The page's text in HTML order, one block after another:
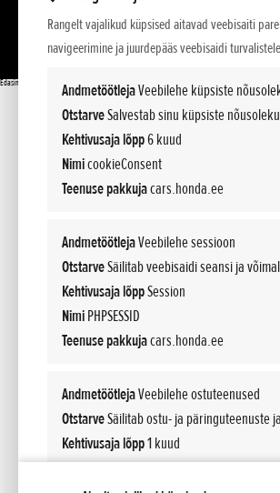
Rangelt vajalikud küpsised aitavad veebisaiti
navigeerimine ja juurdepääs veebisaidi
AndmetöötlejaVeebilehe küpsiste
OtstarveSalvestab sinu küpsiste
Kehtivusaja lõpp6 kuud
NimicookieConsent
Teenuse pakkujacars.honda.ee
AndmetöötlejaVeebilehe sessioon
OtstarveSäilitab veebisaidi seansi ja
Kehtivusaja lõppSession
NimiPHPSESSID
Teenuse pakkujacars.honda.ee
AndmetöötlejaVeebilehe ostuteenused
OtstarveSäilitab ostu- ja päringuteenuste
Kehtivusaja lõpp1 kuud
NimishopIdentifier
Edasimüüjad
Leia esindus
LEIDSIME VASTEID 7
Agdeck-Auto OÜ Jõhvi
Pargi 39 41537 Jõhvi
(+372) 33 21430
Näita rohkem